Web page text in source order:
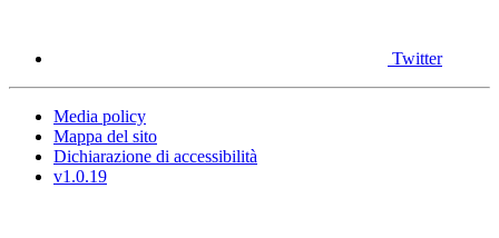
Twitter
Media policy
Mappa del sito
Dichiarazione di accessibilità
v1.0.19